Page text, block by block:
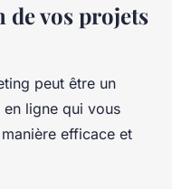
vos projets
peut être un
ligne qui vous
efficace et